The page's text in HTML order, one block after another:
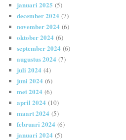
januari 2025 (5)
december 2024 (7)
november 2024 (6)
oktober 2024 (6)
september 2024 (6)
augustus 2024 (7)
juli 2024 (4)
juni 2024 (6)
mei 2024 (6)
april 2024 (10)
maart 2024 (5)
februari 2024 (6)
januari 2024 (5)